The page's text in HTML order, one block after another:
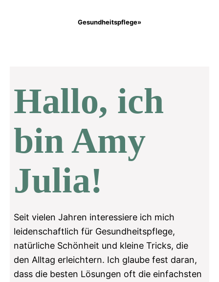
Gesundheitspflege»
Hallo, ich
bin Amy
Julia!
Seit vielen Jahren interessiere ich mich
leidenschaftlich für Gesundheitspflege,
natürliche Schönheit und kleine Tricks, die
den Alltag erleichtern. Ich glaube fest daran,
dass die besten Lösungen oft die einfachsten